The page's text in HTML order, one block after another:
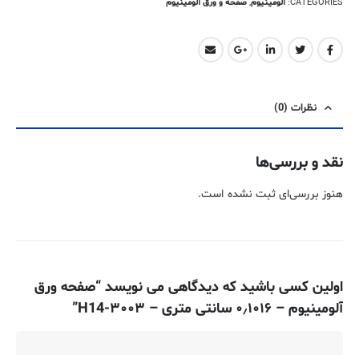
CATEGORIES: آلومینیوم, صفحه و ورق آلومینیوم
نظرات (0)
نقد و بررسی‌ها
هنوز بررسی‌ای ثبت نشده است.
اولین کسی باشید که دیدگاهی می نویسد “صفحه ورق
آلومینیوم – ۰٫۱۰۱۶ سانتی متری – ۳۰۰۳-H14”